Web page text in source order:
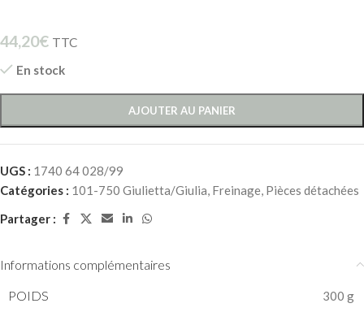
44,20€ TTC
En stock
AJOUTER AU PANIER
UGS : 1740 64 028/99
Catégories : 101-750 Giulietta/Giulia, Freinage, Pièces détachées
Partager :
Informations complémentaires
POIDS
300 g